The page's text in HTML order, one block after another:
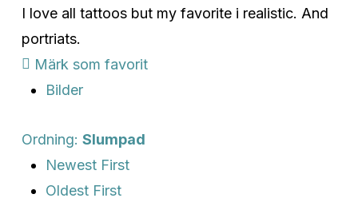
I love all tattoos but my favorite i realistic. And
portriats.
Märk som favorit
Bilder
Ordning: Slumpad
Newest First
Oldest First